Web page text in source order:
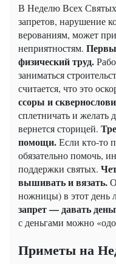
В Неделю Всех Святых
запретов, нарушение
верованиям, может
неприятностям.
физический труд.
заниматься
считается, что это
ссоры и
сплетничать и желать
вернется сторицей.
помощи.Если кто-то
обязательно помочь,
поддержки святых.
вышивать и вязать.
ножницы) в этот день
запрет — давать
с деньгами можно
Приметы на